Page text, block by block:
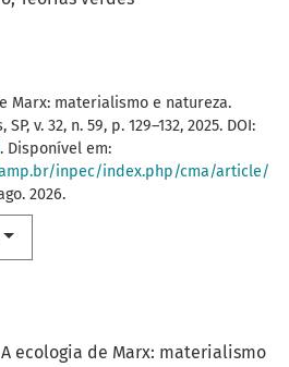
Marx: materialismo e natureza.
SP, v. 32, n. 59, p. 129–132, 2025. DOI:
. Disponível em:
inpec/index.php/cma/article/
2026.
A ecologia de Marx: materialismo